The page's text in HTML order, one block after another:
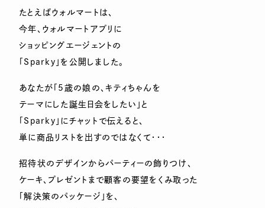
たとえばウォルマートは、
今年、ウォルマートアプリに
ショッピングエージェントの
「Sparky」を公開しました。
あなたが「5歳の娘の、キティちゃんを
テーマにした誕生日会をしたい」と
「Sparky」にチャットで伝えると、
単に商品リストを出すのではなくて・・・
招待状のデザインからパーティーの飾りつけ、
ケーキ、プレゼントまで顧客の要望をくみ取った
「解決策のパッケージ」を、